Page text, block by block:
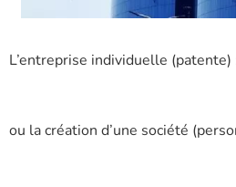
L’entreprise individuelle
ou la création d’une société